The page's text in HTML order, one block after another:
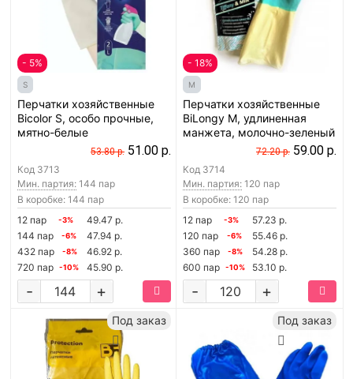
- 5%
S
Перчатки хозяйственные
Bicolor S, особо прочные,
мятно-белые
53.80 р. 51.00 р.
Код 3713
Мин. партия: 144 пар
В коробке: 144 пар
12 пар
-3%
49.47 р.
144 пар
-6%
47.94 р.
432 пар
-8%
46.92 р.
720 пар
-10% 45.90 р.
+
-
- 18%
M
Перчатки хозяйственные
BiLongy M, удлиненная
манжета, молочно-зеленый
72.20 р. 59.00 р.
Код 3714
Мин. партия: 120 пар
В коробке: 120 пар
12 пар
-3%
57.23 р.
120 пар
-6%
55.46 р.
360 пар
-8%
54.28 р.
600 пар
-10% 53.10 р.
+
-
Под заказ Под заказ